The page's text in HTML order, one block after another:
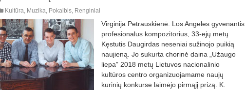
Kultūra Muzika Pokalbis, Renginiai
Virginija Petrauskienė. Los Angeles gyvenantis
profesionalus kompozitorius, 33-ejų metų
Kęstutis Daugirdas neseniai sužinojo puikią
naujieną. Jo sukurta chorinė daina „Užaugo
liepa” 2018 metų Lietuvos nacionalinio
kultūros centro organizuojamame naujų
kūrinių konkurse laimėjo pirmąjį prizą. K.